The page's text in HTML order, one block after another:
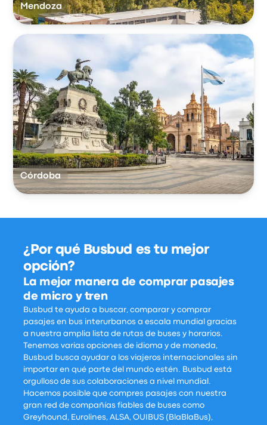
Mendoza
Córdoba
¿Por qué Busbud es tu mejor
opción?
La mejor manera de comprar pasajes
de micro y tren
Busbud te ayuda a buscar, comparar y comprar
pasajes en bus interurbanos a escala mundial gracias
a nuestra amplia lista de rutas de buses y horarios.
Tenemos varias opciones de idioma y de moneda,
Busbud busca ayudar a los viajeros internacionales sin
importar en qué parte del mundo estén. Busbud está
orgulloso de sus colaboraciones a nivel mundial.
Hacemos posible que compres pasajes con nuestra
gran red de compañías fiables de buses como
Greyhound, Eurolines, ALSA, OUIBUS (BlaBlaBus),